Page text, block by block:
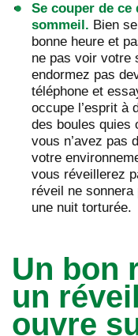
Se couper de
sommeil. Bien
bonne heure et
ne pas voir votre
endormez pas
téléphone et
occupe l’esprit à
des boules quies
vous n’avez pas
votre
vous réveillerez
réveil ne
une nuit torturée.
Un bon
un
ouvre